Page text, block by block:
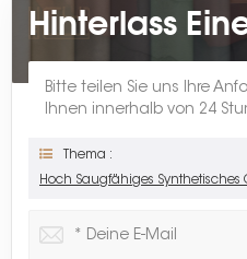
Hinterlass
Bitte teilen Sie uns Ihre
Ihnen innerhalb von 24
Thema :